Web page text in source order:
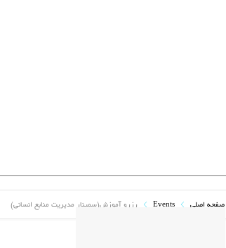
صفحه اصلی Events رزرو آموزش(سمینار مدیریت منابع انسانی)